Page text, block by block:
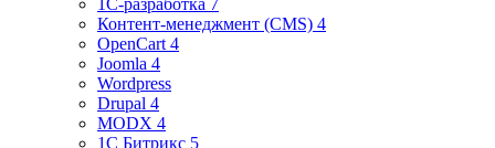
1C-разработка 7
Контент-менеджмент (CMS) 4
OpenCart 4
Joomla 4
Wordpress
Drupal 4
MODX 4
1С Битрикс 5